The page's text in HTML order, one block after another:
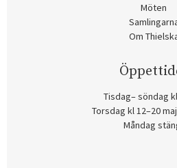
Möten
Om
Tisdag– söndag
Torsdag kl 12–20
Måndag